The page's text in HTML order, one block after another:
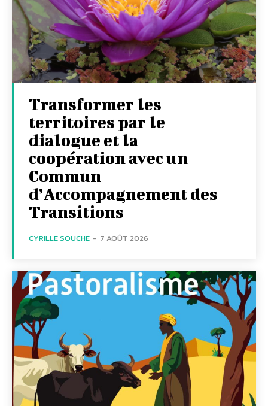
Transformer les
territoires par le
dialogue et la
coopération avec un
Commun
d’Accompagnement des
Transitions
CYRILLE SOUCHE - 7 AOÛT 2026